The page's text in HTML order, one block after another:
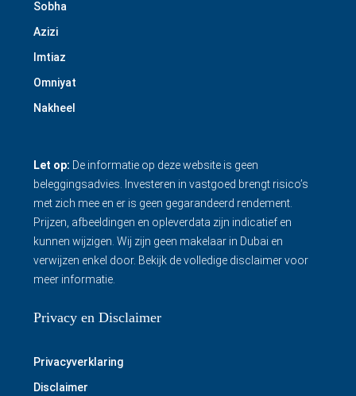
Sobha
Azizi
Imtiaz
Omniyat
Nakheel
Let op: De informatie op deze website is geen
beleggingsadvies. Investeren in vastgoed brengt risico’s
met zich mee en er is geen gegarandeerd rendement.
Prijzen, afbeeldingen en opleverdata zijn indicatief en
kunnen wijzigen. Wij zijn geen makelaar in Dubai en
verwijzen enkel door. Bekijk de volledige disclaimervoor
meer informatie.
Privacy en Disclaimer
Privacyverklaring
Disclaimer